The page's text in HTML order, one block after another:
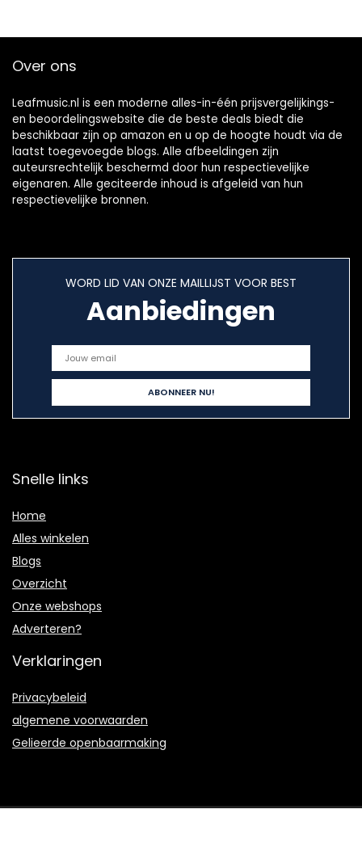
Over ons
Leafmusic.nl is een moderne alles-in-één prijsvergelijkings-
en beoordelingswebsite die de beste deals biedt die
beschikbaar zijn op amazon en u op de hoogte houdt via de
laatst toegevoegde blogs. Alle afbeeldingen zijn
auteursrechtelijk beschermd door hun respectievelijke
eigenaren. Alle geciteerde inhoud is afgeleid van hun
respectievelijke bronnen.
WORD LID VAN ONZE MAILLIJST VOOR BEST
Aanbiedingen
Snelle links
Home
Alles winkelen
Blogs
Overzicht
Onze webshops
Adverteren?
Verklaringen
Privacybeleid
algemene voorwaarden
Gelieerde openbaarmaking